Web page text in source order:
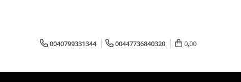
0040799331344 00447736840320 0,00